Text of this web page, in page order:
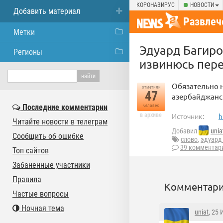
КОРОНАВИРУС НОВОСТИ
Эдуард
извинюсь
отметили
47
человек
в архиве
Обязательно
Источник:
Добавил
слово,
39
uniat, 25
Добавить материал
Метки
Регионы
Последние комментарии
Читайте новости в телеграм
Сообщить об ошибке
Топ сайтов
Забаненные участники
Правила
Частые вопросы
Ночная тема